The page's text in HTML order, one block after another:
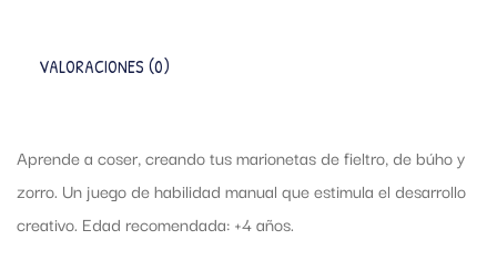
VALORACIONES (0)
Aprende a coser, creando tus marionetas de fieltro, de búho y
zorro. Un juego de habilidad manual que estimula el desarrollo
creativo. Edad recomendada: +4 años.